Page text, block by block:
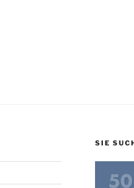
SIE